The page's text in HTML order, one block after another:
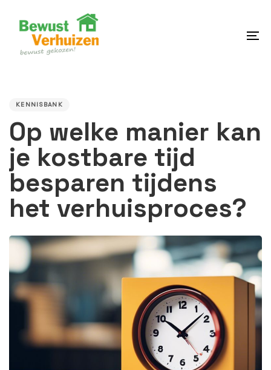
content
KENNISBANK
Op welke manier kan
je kostbare tijd
besparen tijdens
het verhuisproces?